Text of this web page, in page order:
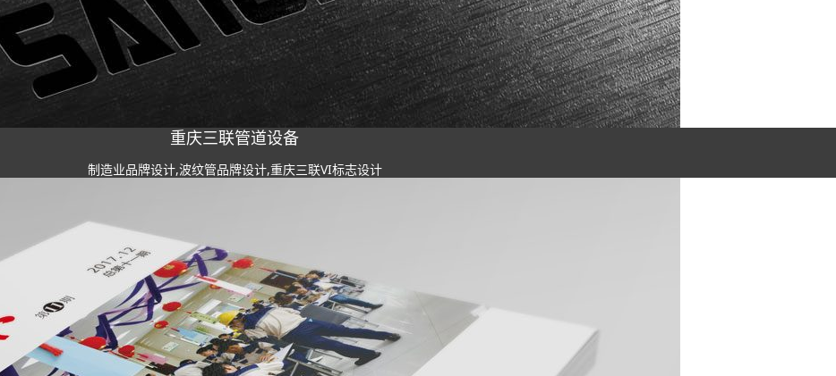
重庆三联管道设备
制造业品牌设计,波纹管品牌设计,重庆三联VI标志设计